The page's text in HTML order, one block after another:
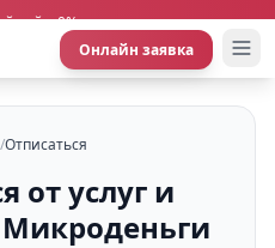
займ 0%
Онлайн заявка
/Отписаться
от услуг и